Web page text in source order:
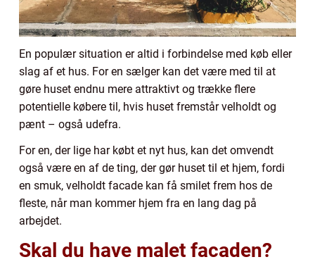
En populær situation er altid i forbindelse med køb eller
slag af et hus. For en sælger kan det være med til at
gøre huset endnu mere attraktivt og trække flere
potentielle købere til, hvis huset fremstår velholdt og
pænt – også udefra.
For en, der lige har købt et nyt hus, kan det omvendt
også være en af de ting, der gør huset til et hjem, fordi
en smuk, velholdt facade kan få smilet frem hos de
fleste, når man kommer hjem fra en lang dag på
arbejdet.
Skal du have malet facaden?